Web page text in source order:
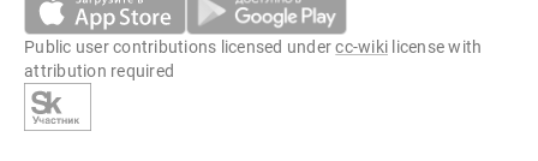
Public user contributions licensed undercc-wiki license with
attribution required